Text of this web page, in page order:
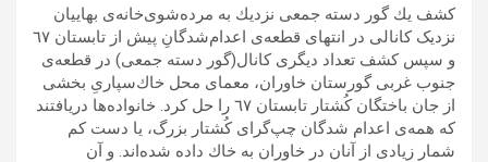
كشف يك گور دسته جمعى نزديك به مرده‌شوى‌خانه‌‌ى بهاييان
نزدیک كانالى در انتهاى قطعه‌ى اعدام‌شدگانِ پيش از تابستان ٦٧
و سپس كشف تعداد ديگرى كانال(گور دسته جمعى) در قطعه‌ى
جنوب غربى گورستان خاوران، معماى محل خاك‌سپارىِ بخشى
از جان باختگان كُشتار تابستان ٦٧ را حل كرد. خانواده‌‌ها دريافتند
كه همه‌ى اعدام شدگان چپ‌گراى كُشتار بزرگ، يا دست كم
شمار زيادى از آنان در خاوران به خاك داده شده‌اند. و آن